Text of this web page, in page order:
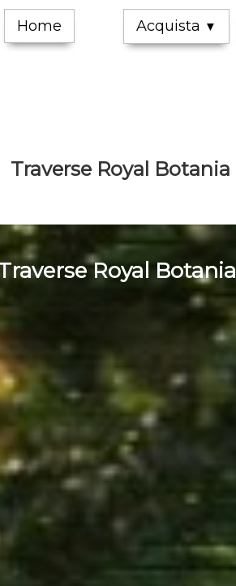
Home Acquista ▼
Traverse Royal Botania
Royal Botania